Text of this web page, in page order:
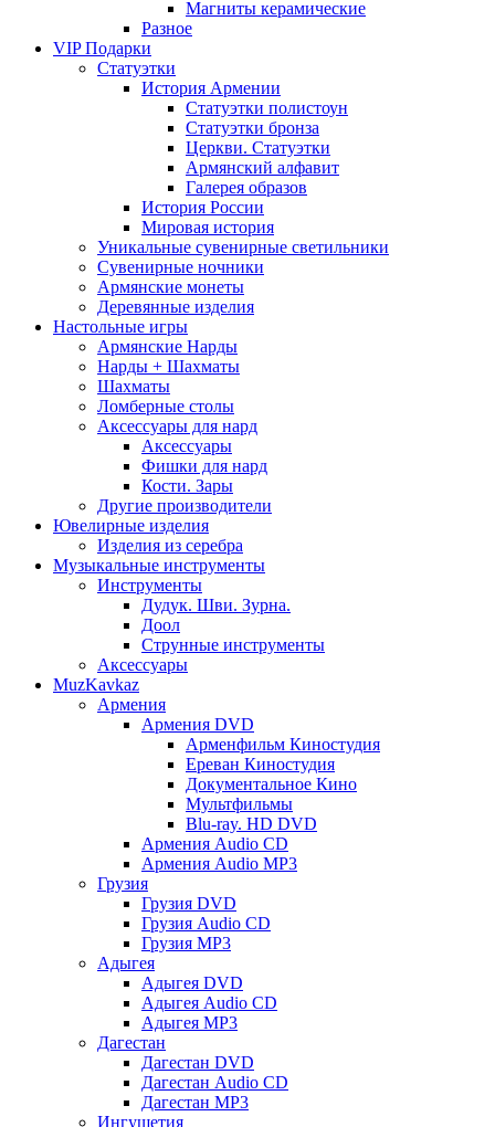
Магниты керамические
Разное
VIP Подарки
Статуэтки
История Армении
Статуэтки полистоун
Статуэтки бронза
Церкви. Статуэтки
Армянский алфавит
Галерея образов
История России
Мировая история
Уникальные сувенирные светильники
Сувенирные ночники
Армянские монеты
Деревянные изделия
Настольные игры
Армянские Нарды
Нарды + Шахматы
Шахматы
Ломберные столы
Аксессуары для нард
Аксессуары
Фишки для нард
Кости. Зары
Другие производители
Ювелирные изделия
Изделия из серебра
Музыкальные инструменты
Инструменты
Дудук. Шви. Зурна.
Доол
Струнные инструменты
Аксессуары
MuzKavkaz
Армения
Армения DVD
Арменфильм Киностудия
Ереван Киностудия
Документальное Кино
Мультфильмы
Blu-ray. HD DVD
Армения Audio CD
Армения Audio MP3
Грузия
Грузия DVD
Грузия Audio CD
Грузия MP3
Адыгея
Адыгея DVD
Адыгея Audio CD
Адыгея MP3
Дагестан
Дагестан DVD
Дагестан Audio CD
Дагестан MP3
Ингушетия